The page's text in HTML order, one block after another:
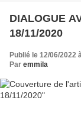
DIALOGUE
18/11/2020
Publié le 12/06/2022
Par emmila